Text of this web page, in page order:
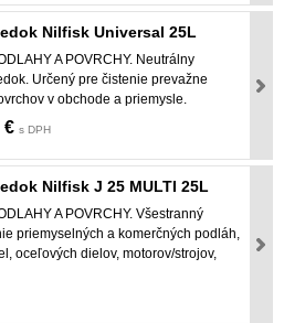
Nilfisk Universal 25L
A POVRCHY. Neutrálny
Určený pre čistenie prevažne
v obchode a priemysle.
€ s DPH
Nilfisk J 25 MULTI 25L
A POVRCHY. Všestranný
priemyselných a komerčných podláh,
oceľových dielov, motorov/strojov,